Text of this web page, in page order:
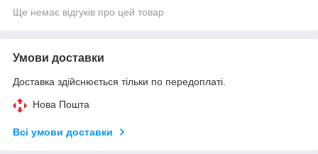
Ще немає відгуків про цей товар
Умови доставки
Доставка здійснюється тільки по передоплаті.
Нова Пошта
Всі умови доставки